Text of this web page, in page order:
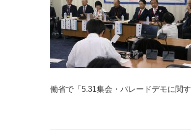
働省で「5.31集会・パレードデモに関